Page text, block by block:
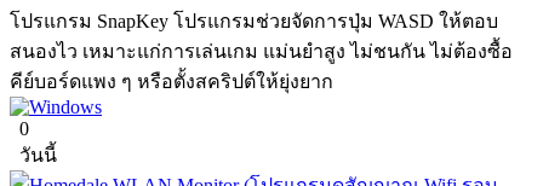
โปรแกรม SnapKey โปรแกรมช่วยจัดการปุ่ม WASD ให้ตอบ
สนองไว เหมาะแก่การเล่นเกม แม่นยำสูง ไม่ชนกัน ไม่ต้องซื้อ
คีย์บอร์ดแพง ๆ หรือตั้งสคริปต์ให้ยุ่งยาก
0
วันนี้